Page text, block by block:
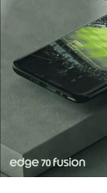
Las
Fidelidad
Los nuevos
están
contraste
zonas oscuras